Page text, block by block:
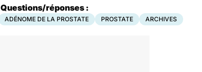
Questions/réponses :
ADÉNOME DE LA PROSTATE PROSTATE ARCHIVES